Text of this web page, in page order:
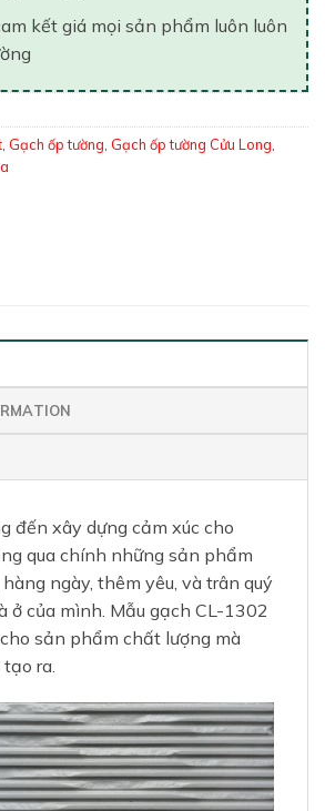
kết giá mọi sản phẩm luôn luôn
Gạch ốp tường Gạch ốp tường Cửu Long
đến xây dựng cảm xúc cho
qua chính những sản phẩm
ngày, thêm yêu, và trân quý
ở của mình. Mẫu gạch CL-1302
sản phẩm chất lượng mà
ra.